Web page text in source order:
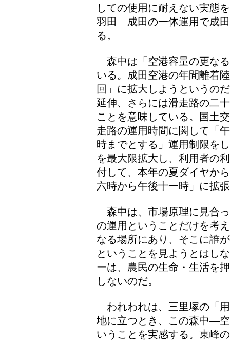
しての使用に耐えない実態
羽田―成田の一体運用で成
る。
森中は「空港容量の更な
いる。成田空港の年間離着
回」に拡大しようというの
延伸、さらには滑走路の二
ことを意味している。国土
走路の運用時間に関して「
時までとする」運用制限を
を最大限拡大し、利用者の
付して、本年の夏ダイヤか
六時から午後十一時」に拡
森中は、市場原理に見合
の運用ということだけを考
なる場所にあり、そこに誰
ということを見ようとはし
ーは、農民の生命・生活を
しないのだ。
われわれは、三里塚の「
地に立つとき、この森中―
いうことを実感する。東峰